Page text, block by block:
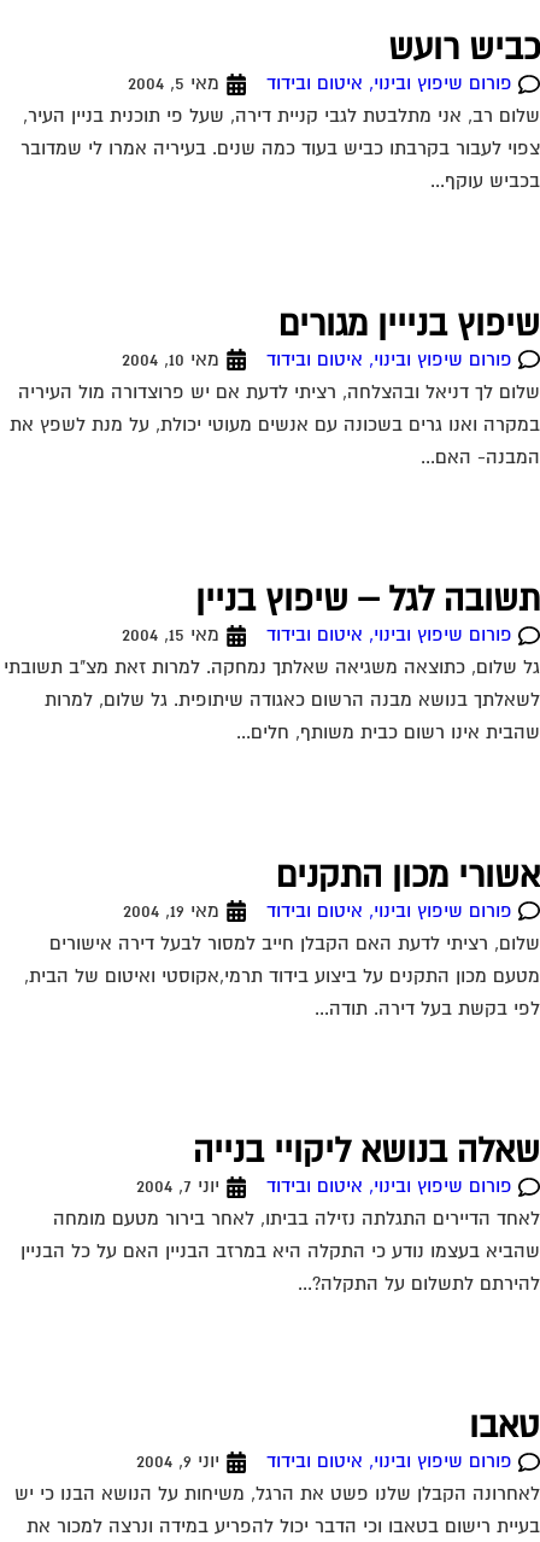
רועש
פורום שיפוץ ובינוי, איטום ובידוד
מאי 5, 2004
רב, אני מתלבטת לגבי קניית דירה, שעל פי תוכנית בניין העיר,
לעבור בקרבתו כביש בעוד כמה שנים. בעיריה אמרו לי שמדובר
עוקף...
בנייין מגורים
פורום שיפוץ ובינוי, איטום ובידוד
מאי 10, 2004
לך דניאל ובהצלחה, רציתי לדעת אם יש פרוצדורה מול העיריה
ואנו גרים בשכונה עם אנשים מעוטי יכולת, על מנת לשפץ את
האם...
לגל – שיפוץ בניין
פורום שיפוץ ובינוי, איטום ובידוד
מאי 15, 2004
שלום, כתוצאה משגיאה שאלתך נמחקה. למרות זאת מצ"ב תשובתי
בנושא מבנה הרשום כאגודה שיתופית. גל שלום, למרות
אינו רשום כבית משותף, חלים...
מכון התקנים
פורום שיפוץ ובינוי, איטום ובידוד
מאי 19, 2004
רציתי לדעת האם הקבלן חייב למסור לבעל דירה אישורים
מכון התקנים על ביצוע בידוד תרמי,אקוסטי ואיטום של הבית,
בקשת בעל דירה. תודה...
בנושא ליקויי בנייה
פורום שיפוץ ובינוי, איטום ובידוד
יוני 7, 2004
הדיירים התגלתה נזילה בביתו, לאחר בירור מטעם מומחה
בעצמו נודע כי התקלה היא במרזב הבניין האם על כל הבניין
לתשלום על התקלה?...
פורום שיפוץ ובינוי, איטום ובידוד
יוני 9, 2004
הקבלן שלנו פשט את הרגל, משיחות על הנושא הבנו כי יש
רישום בטאבו וכי הדבר יכול להפריע במידה ונרצה למכור את